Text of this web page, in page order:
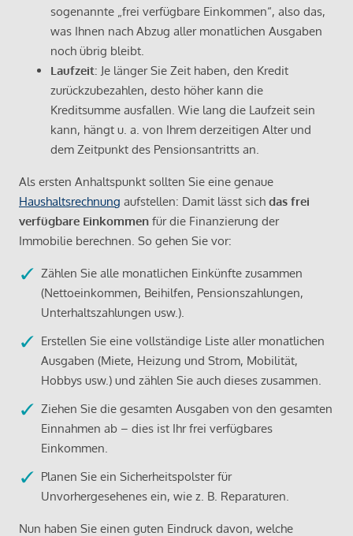
sogenannte „frei verfügbare Einkommen“, also das,
was Ihnen nach Abzug aller monatlichen Ausgaben
noch übrig bleibt.
Laufzeit: Je länger Sie Zeit haben, den Kredit
zurückzubezahlen, desto höher kann die
Kreditsumme ausfallen. Wie lang die Laufzeit sein
kann, hängt u. a. von Ihrem derzeitigen Alter und
dem Zeitpunkt des Pensionsantritts an.
Als ersten Anhaltspunkt sollten Sie eine genaue
Haushaltsrechnung aufstellen: Damit lässt sich das frei
verfügbare Einkommen für die Finanzierung der
Immobilie berechnen. So gehen Sie vor:
Zählen Sie alle monatlichen Einkünfte zusammen
(Nettoeinkommen, Beihilfen, Pensionszahlungen,
Unterhaltszahlungen usw.).
Erstellen Sie eine vollständige Liste aller monatlichen
Ausgaben (Miete, Heizung und Strom, Mobilität,
Hobbys usw.) und zählen Sie auch dieses zusammen.
Ziehen Sie die gesamten Ausgaben von den gesamten
Einnahmen ab – dies ist Ihr frei verfügbares
Einkommen.
Planen Sie ein Sicherheitspolster für
Unvorhergesehenes ein, wie z. B. Reparaturen.
Nun haben Sie einen guten Eindruck davon, welche